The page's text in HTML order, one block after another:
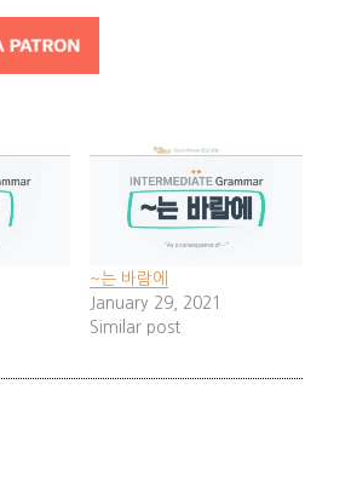
~는 바람에
January 29, 2021
Similar post